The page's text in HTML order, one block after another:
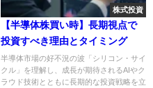
株式投資
【半導体株買い時】長期視点で
投資すべき理由とタイミング
半導体市場の好不況の波「シリコン・サイ
クル」を理解し、成長が期待されるAIやク
ラウド技術とともに長期的な投資戦略を立